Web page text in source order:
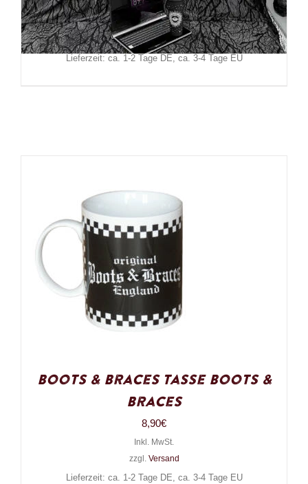
49,90€
Inkl. MwSt.
zzgl.Versand
Lieferzeit: ca. 1-2 Tage DE, ca. 3-4 Tage EU
Boots & Braces Tasse Boots &
Braces
8,90€
Inkl. MwSt.
zzgl. Versand
Lieferzeit: ca. 1-2 Tage DE, ca. 3-4 Tage EU